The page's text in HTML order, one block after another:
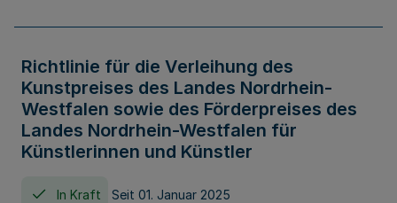
Richtlinie für die Verleihung des
Kunstpreises des Landes Nordrhein-
Westfalen sowie des Förderpreises des
Landes Nordrhein-Westfalen für
Künstlerinnen und Künstler
In Kraft Seit 01. Januar 2025